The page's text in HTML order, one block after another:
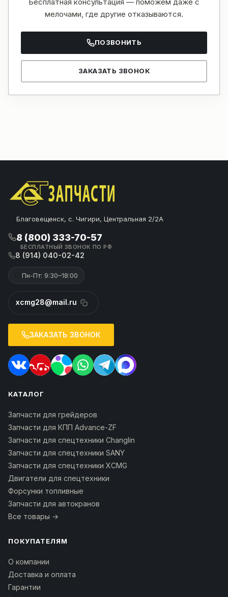
мелочами, где другие отказываются.
ПОЗВОНИТЬ
ЗАКАЗАТЬ ЗВОНОК
Благовещенск, с. Чигири, Центральная 2/2А
8 (800) 333-70-57
БЕСПЛАТНЫЙ ЗВОНОК ПО РФ
8 (914) 040-02-42
Пн-Пт: 9:30–18:00
xcmg28@mail.ru
ЗАКАЗАТЬ ЗВОНОК
КАТАЛОГ
Запчасти для грейдеров
Запчасти для КПП Advance-ZF
Запчасти для спецтехники Changlin
Запчасти для спецтехники SANY
Запчасти для спецтехники XCMG
Двигатели для спецтехники
Форсунки топливные
Запчасти для автокранов
Все товары →
ПОКУПАТЕЛЯМ
О компании
Доставка и оплата
Гарантии